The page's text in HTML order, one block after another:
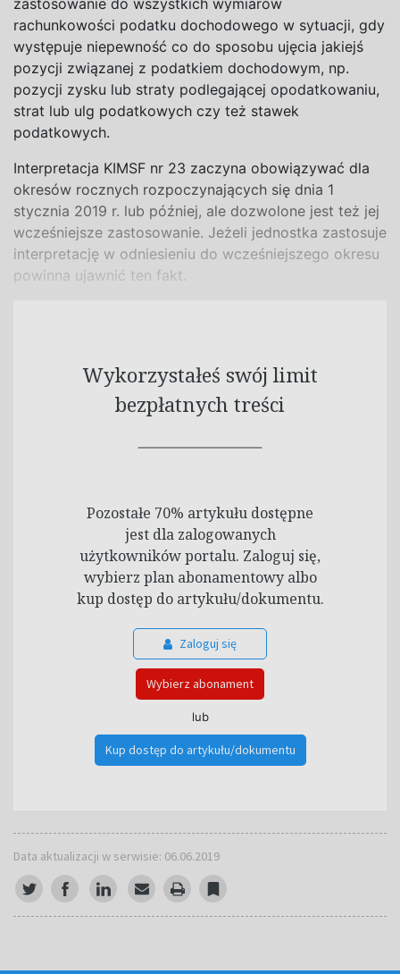
zastosowanie do wszystkich wymiarów
rachunkowości podatku dochodowego w sytuacji, gdy
występuje niepewność co do sposobu ujęcia jakiejś
pozycji związanej z podatkiem dochodowym, np.
pozycji zysku lub straty podlegającej opodatkowaniu,
strat lub ulg podatkowych czy też stawek
podatkowych.
Interpretacja KIMSF nr 23 zaczyna obowiązywać dla
okresów rocznych rozpoczynających się dnia 1
stycznia 2019 r. lub później, ale dozwolone jest też jej
wcześniejsze zastosowanie. Jeżeli jednostka zastosuje
interpretację w odniesieniu do wcześniejszego okresu
powinna ujawnić ten fakt.
Wykorzystałeś swój limit
bezpłatnych treści
Pozostałe 70% artykułu dostępne
jest dla zalogowanych
użytkowników portalu. Zaloguj się,
wybierz plan abonamentowy albo
kup dostęp do artykułu/dokumentu.
Zaloguj się
Wybierz abonament
lub
Kup dostęp do artykułu/dokumentu
Data aktualizacji w serwisie: 06.06.2019